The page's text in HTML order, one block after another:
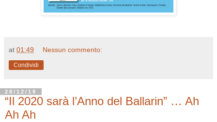
at 01:49 Nessun commento:
Condividi
28/12/19
“Il 2020 sarà l’Anno del Ballarin” … Ah
Ah Ah